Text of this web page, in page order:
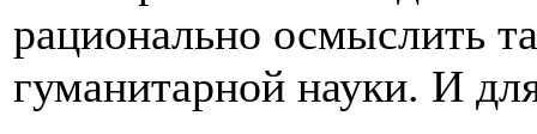
рационально осмыслить
гуманитарной науки. И